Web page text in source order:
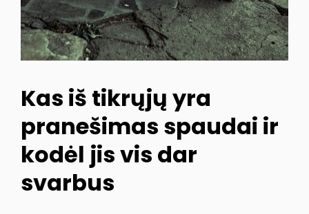
Kas iš tikrųjų yra
pranešimas spaudai ir
kodėl jis vis dar
svarbus